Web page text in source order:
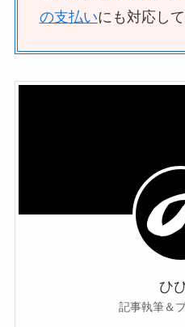
の支払いにも対応して
ひ
記事執筆＆